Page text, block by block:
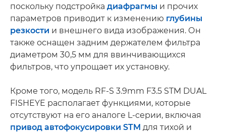
поскольку подстройка диафрагмы и прочих
параметров приводит к изменению глубины
резкости и внешнего вида изображения. Он
также оснащен задним держателем фильтра
диаметром 30,5 мм для ввинчивающихся
фильтров, что упрощает их установку.
Кроме того, модель RF-S 3.9mm F3.5 STM DUAL
FISHEYE располагает функциями, которые
отсутствуют на его аналоге L-серии, включая
привод автофокусировки STM для тихой и